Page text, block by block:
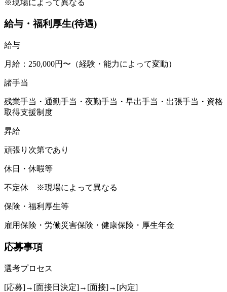
※現場によって異なる
給与・福利厚生(待遇)
給与
月給：250,000円〜（経験・能力によって変動）
諸手当
残業手当・通勤手当・夜勤手当・早出手当・出張手当・資格
取得支援制度
昇給
頑張り次第であり
休日・休暇等
不定休 ※現場によって異なる
保険・福利厚生等
雇用保険・労働災害保険・健康保険・厚生年金
応募事項
選考プロセス
[応募]→[面接日決定]→[面接]→[内定]